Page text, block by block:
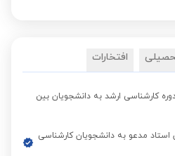
افتخارات
کارشناسی ارشد به دانشجویان بین
مدعو به دانشجویان کارشناسی